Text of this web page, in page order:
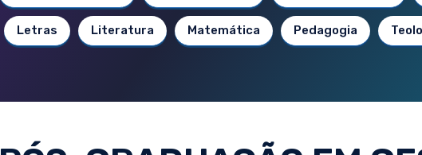
Letras Literatura Matemática Pedagogia